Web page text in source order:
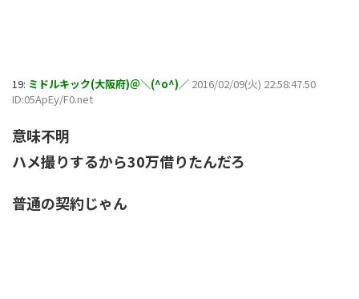
19: ミドルキック(大阪府)＠＼(^o^)／ 2016/02/09(火) 22:58:47.50
ID:05ApEy/F0.net
意味不明
ハメ撮りするから30万借りたんだろ
普通の契約じゃん